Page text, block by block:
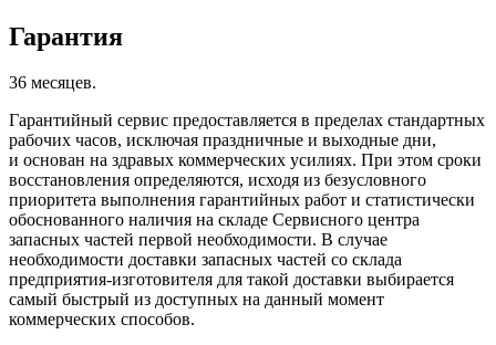
Гарантия
36 месяцев.
Гарантийный сервис предоставляется в пределах стандартных
рабочих часов, исключая праздничные и выходные дни,
и основан на здравых коммерческих усилиях. При этом сроки
восстановления определяются, исходя из безусловного
приоритета выполнения гарантийных работ и статистически
обоснованного наличия на складе Сервисного центра
запасных частей первой необходимости. В случае
необходимости доставки запасных частей со склада
предприятия-изготовителя для такой доставки выбирается
самый быстрый из доступных на данный момент
коммерческих способов.